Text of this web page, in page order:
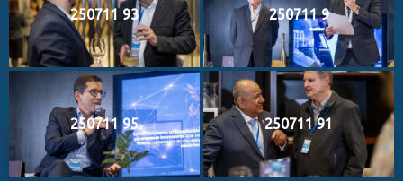
250711 93 250711 9
250711 95 250711 91